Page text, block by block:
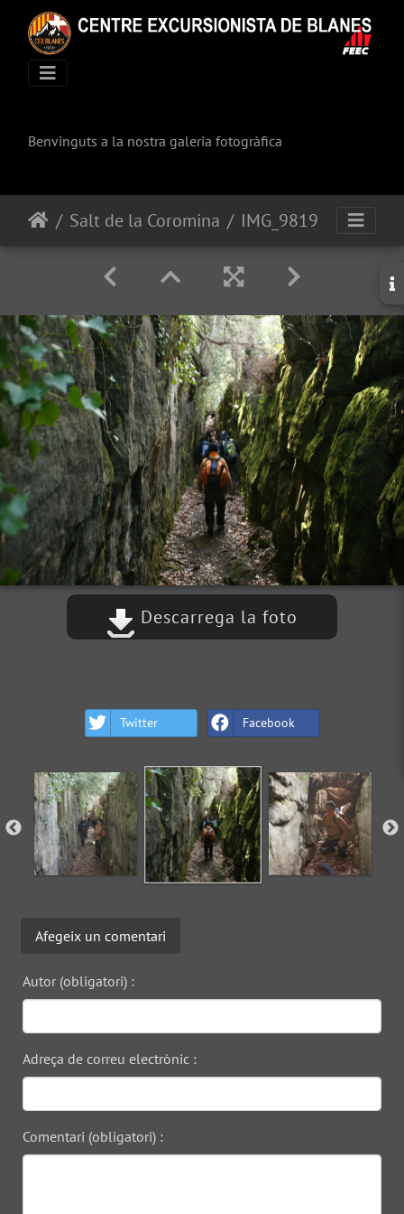
Benvinguts a la nostra galeria fotogràfica
Salt de la Coromina IMG_9819
Descarrega la foto
Twitter Facebook
Afegeix un comentari
Autor (obligatori) :
Adreça de correu electrònic :
Comentari (obligatori) :